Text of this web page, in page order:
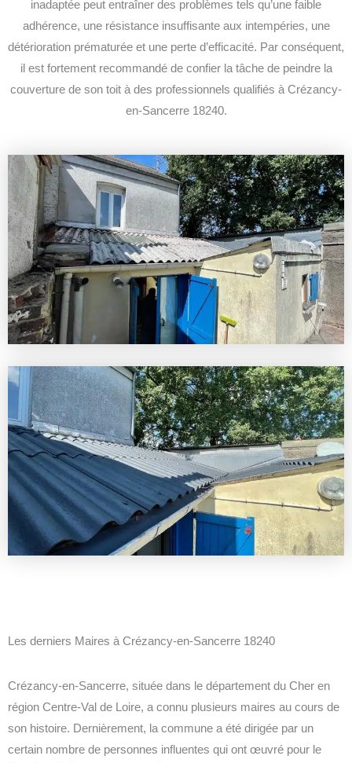
inadaptée peut entraîner des problèmes tels qu’une faible
adhérence, une résistance insuffisante aux intempéries, une
détérioration prématurée et une perte d’efficacité. Par conséquent,
il est fortement recommandé de confier la tâche de peindre la
couverture de son toit à des professionnels qualifiés à Crézancy-
en-Sancerre 18240.
Les derniers Maires à Crézancy-en-Sancerre 18240
Crézancy-en-Sancerre, située dans le département du Cher en
région Centre-Val de Loire, a connu plusieurs maires au cours de
son histoire. Dernièrement, la commune a été dirigée par un
certain nombre de personnes influentes qui ont œuvré pour le